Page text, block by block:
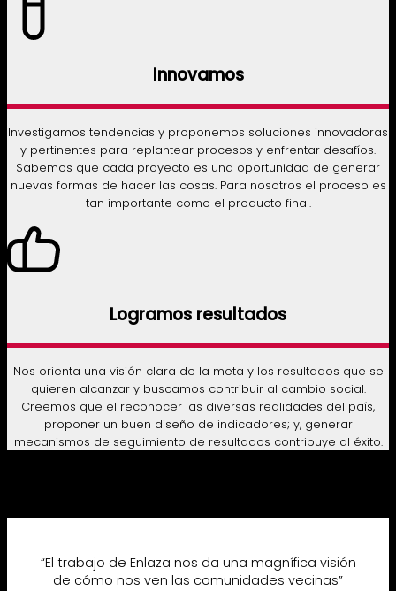
Innovamos
Investigamos tendencias y proponemos soluciones innovadoras
y pertinentes para replantear procesos y enfrentar desafíos.
Sabemos que cada proyecto es una oportunidad de generar
nuevas formas de hacer las cosas. Para nosotros el proceso es
tan importante como el producto final.
Logramos resultados
Nos orienta una visión clara de la meta y los resultados que se
quieren alcanzar y buscamos contribuir al cambio social.
Creemos que el reconocer las diversas realidades del país,
proponer un buen diseño de indicadores; y, generar
mecanismos de seguimiento de resultados contribuye al éxito.
“El trabajo de Enlaza nos da una magnífica visión
de cómo nos ven las comunidades vecinas”